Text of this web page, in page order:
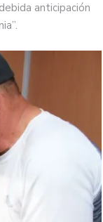
anticipación